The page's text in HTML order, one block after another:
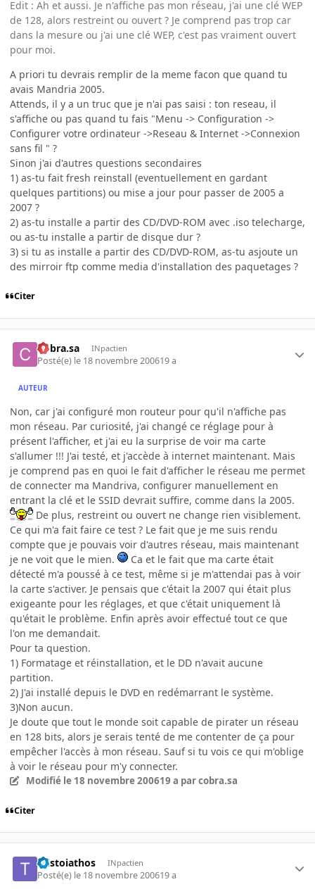
Edit : Ah et aussi. Je n'affiche pas mon réseau, j'ai une clé WEP
de 128, alors restreint ou ouvert ? Je comprend pas trop car
dans la mesure ou j'ai une clé WEP, c'est pas vraiment ouvert
pour moi.
A priori tu devrais remplir de la meme facon que quand tu
avais Mandria 2005.
Attends, il y a un truc que je n'ai pas saisi : ton reseau, il
s'affiche ou pas quand tu fais "Menu -> Configuration ->
Configurer votre ordinateur ->Reseau & Internet ->Connexion
sans fil " ?
Sinon j'ai d'autres questions secondaires
1) as-tu fait fresh reinstall (eventuellement en gardant
quelques partitions) ou mise a jour pour passer de 2005 a
2007 ?
2) as-tu installe a partir des CD/DVD-ROM avec .iso telecharge,
ou as-tu installe a partir de disque dur ?
3) si tu as installe a partir des CD/DVD-ROM, as-tu asjoute un
des mirroir ftp comme media d'installation des paquetages ?
Citer
Cobra.sa INpactien
Posté(e) le 18 novembre 200619 a
AUTEUR
Non, car j'ai configuré mon routeur pour qu'il n'affiche pas
mon réseau. Par curiosité, j'ai changé ce réglage pour à
présent l'afficher, et j'ai eu la surprise de voir ma carte
s'allumer !!! J'ai testé, et j'accède à internet maintenant. Mais
je comprend pas en quoi le fait d'afficher le réseau me permet
de connecter ma Mandriva, configurer manuellement en
entrant la clé et le SSID devrait suffire, comme dans la 2005.
De plus, restreint ou ouvert ne change rien visiblement.
Ce qui m'a fait faire ce test ? Le fait que je me suis rendu
compte que je pouvais voir d'autres réseau, mais maintenant
je ne voit que le mien.
Ca et le fait que ma carte était
détecté m'a poussé à ce test, même si je m'attendai pas à voir
la carte s'activer. Je pensais que c'était la 2007 qui était plus
exigeante pour les réglages, et que c'était uniquement là
qu'était le problème. Enfin après avoir effectué tout ce que
l'on me demandait.
Pour ta question.
1) Formatage et réinstallation, et le DD n'avait aucune
partition.
2) J'ai installé depuis le DVD en redémarrant le système.
3)Non aucun.
Je doute que tout le monde soit capable de pirater un réseau
en 128 bits, alors je serais tenté de me contenter de ça pour
empêcher l'accès à mon réseau. Sauf si tu vois ce qui m'oblige
à voir le réseau pour m'y connecter.
Modifié le 18 novembre 200619 a par cobra.sa
Citer
taistoiathos INpactien
Posté(e) le 18 novembre 200619 a